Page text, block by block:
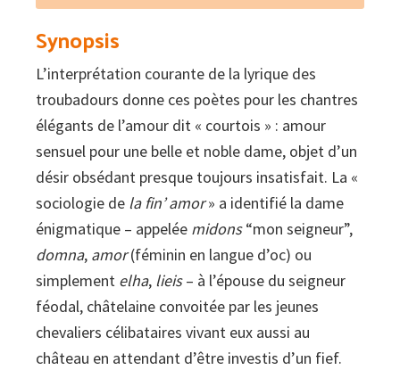
Synopsis
L’interprétation courante de la lyrique des
troubadours donne ces poètes pour les chantres
élégants de l’amour dit « courtois » : amour
sensuel pour une belle et noble dame, objet d’un
désir obsédant presque toujours insatisfait. La «
sociologie de la fin’ amor» a identifié la dame
énigmatique – appelée midons“mon seigneur”,
domna, amor(féminin en langue d’oc) ou
simplement elha, lieis– à l’épouse du seigneur
féodal, châtelaine convoitée par les jeunes
chevaliers célibataires vivant eux aussi au
château en attendant d’être investis d’un fief.